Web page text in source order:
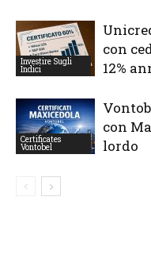
Investire Sugli
Indici
con
12%
Certificates
Vontobel
con
lordo